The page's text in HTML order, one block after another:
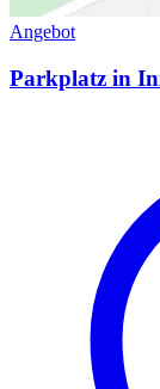
Angebot
Parkplatz in